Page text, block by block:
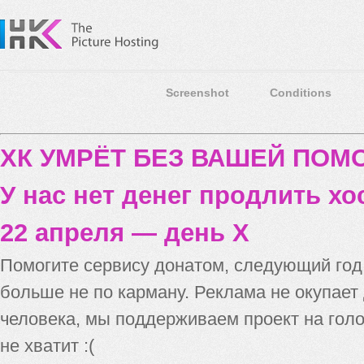
Screenshot Conditions
ХК УМРЁТ БЕЗ ВАШЕЙ
У нас нет денег продлить
22 апреля — день X
Помогите сервису донатом, следующий
больше не по карману. Реклама не
человека, мы поддерживаем проект на
не хватит :(